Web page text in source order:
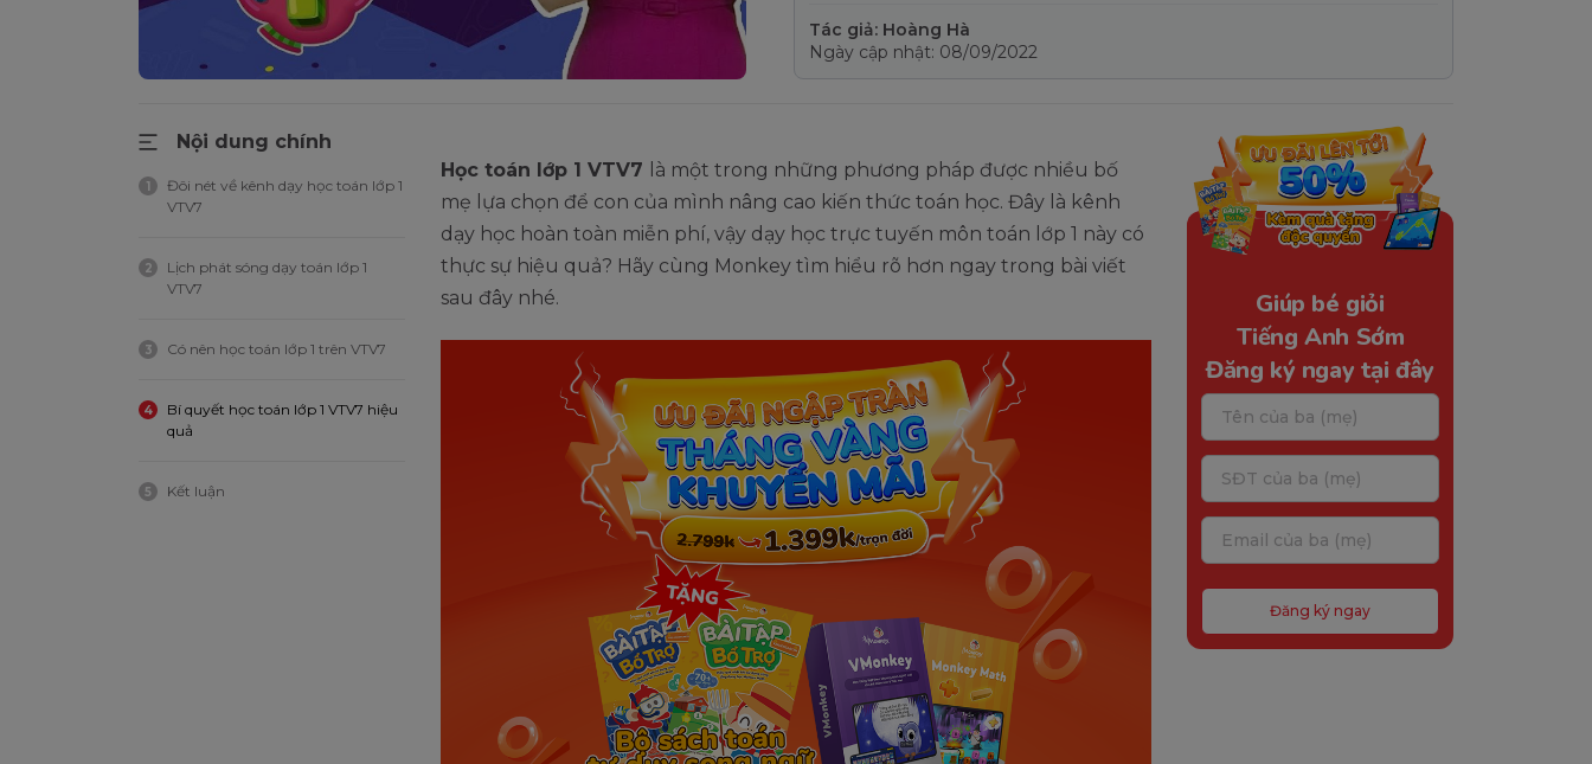
Tác giả: Hoàng Hà
Ngày cập nhật: 08/09/2022
Nội dung chính
1
Đôi nét về kênh dạy học toán lớp 1
VTV7
2
Lịch phát sóng dạy toán lớp 1
VTV7
3 Có nên học toán lớp 1 trên VTV7
4
Bí quyết học toán lớp 1 VTV7 hiệu
quả
5 Kết luận
Học toán lớp 1 VTV7
là một trong những phương pháp được nhiều bố
mẹ lựa chọn để con của mình nâng cao kiến thức toán học. Đây là kênh
dạy học hoàn toàn miễn phí, vậy dạy học trực tuyến môn toán lớp 1 này có
thực sự hiệu quả? Hãy cùng Monkey tìm hiểu rõ hơn ngay trong bài viết
sau đây nhé.
Giúp bé giỏi
Tiếng Anh Sớm
Đăng ký ngay tại đây
Đăng ký ngay